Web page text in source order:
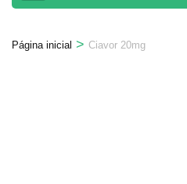
Página inicial > Ciavor 20mg